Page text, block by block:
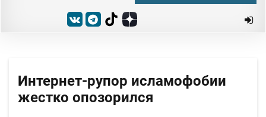
Интернет-рупор исламофобии
жестко опозорился